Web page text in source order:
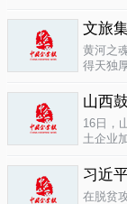
大对涉
文旅
黄河之
得天独
业培育
山西
16日，
土企业
习近
在脱贫